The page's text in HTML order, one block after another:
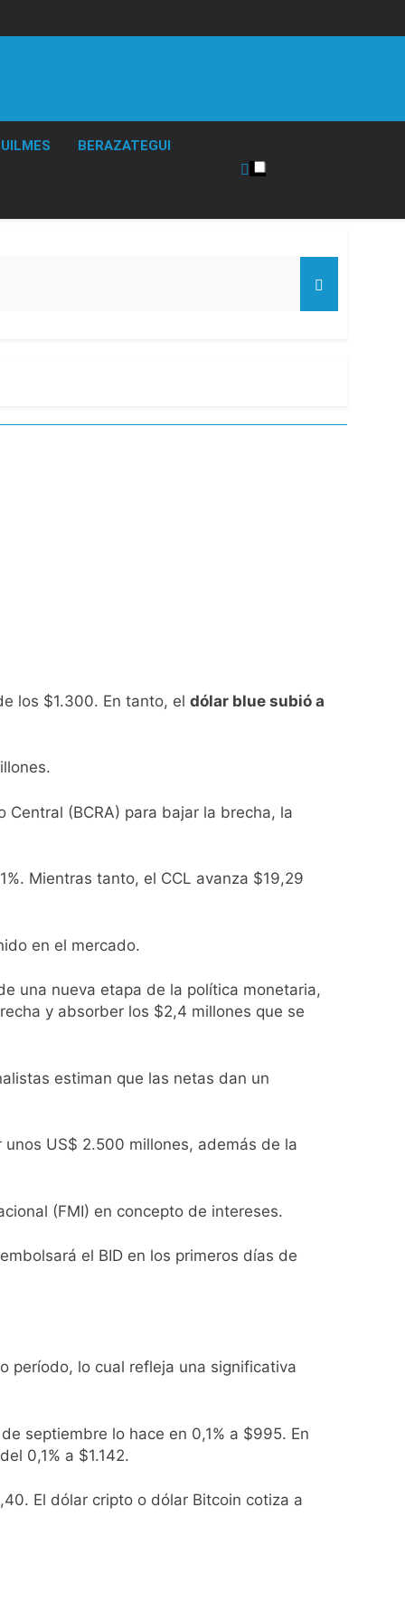
BERAZATEGUI
como «delincuentes anarquistas»
hubo detenidos y
de chats privados
los $1.300. En tanto, el dólar blue subió a
(BCRA) para bajar la brecha, la
Mientras tanto, el CCL avanza $19,29
en el mercado.
una nueva etapa de la política monetaria,
y absorber los $2,4 millones que se
estiman que las netas dan un
US$ 2.500 millones, además de la
(FMI) en concepto de intereses.
el BID en los primeros días de
período, lo cual refleja una significativa
septiembre lo hace en 0,1% a $995. En
0,1% a $1.142.
El dólar cripto o dólar Bitcoin cotiza a